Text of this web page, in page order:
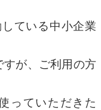
ている中小企業
すが、ご利用の方
っていただきた